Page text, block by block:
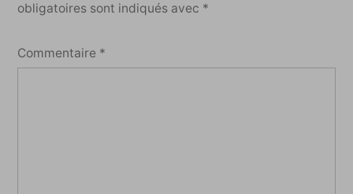
obligatoires sont indiqués avec *
Commentaire *